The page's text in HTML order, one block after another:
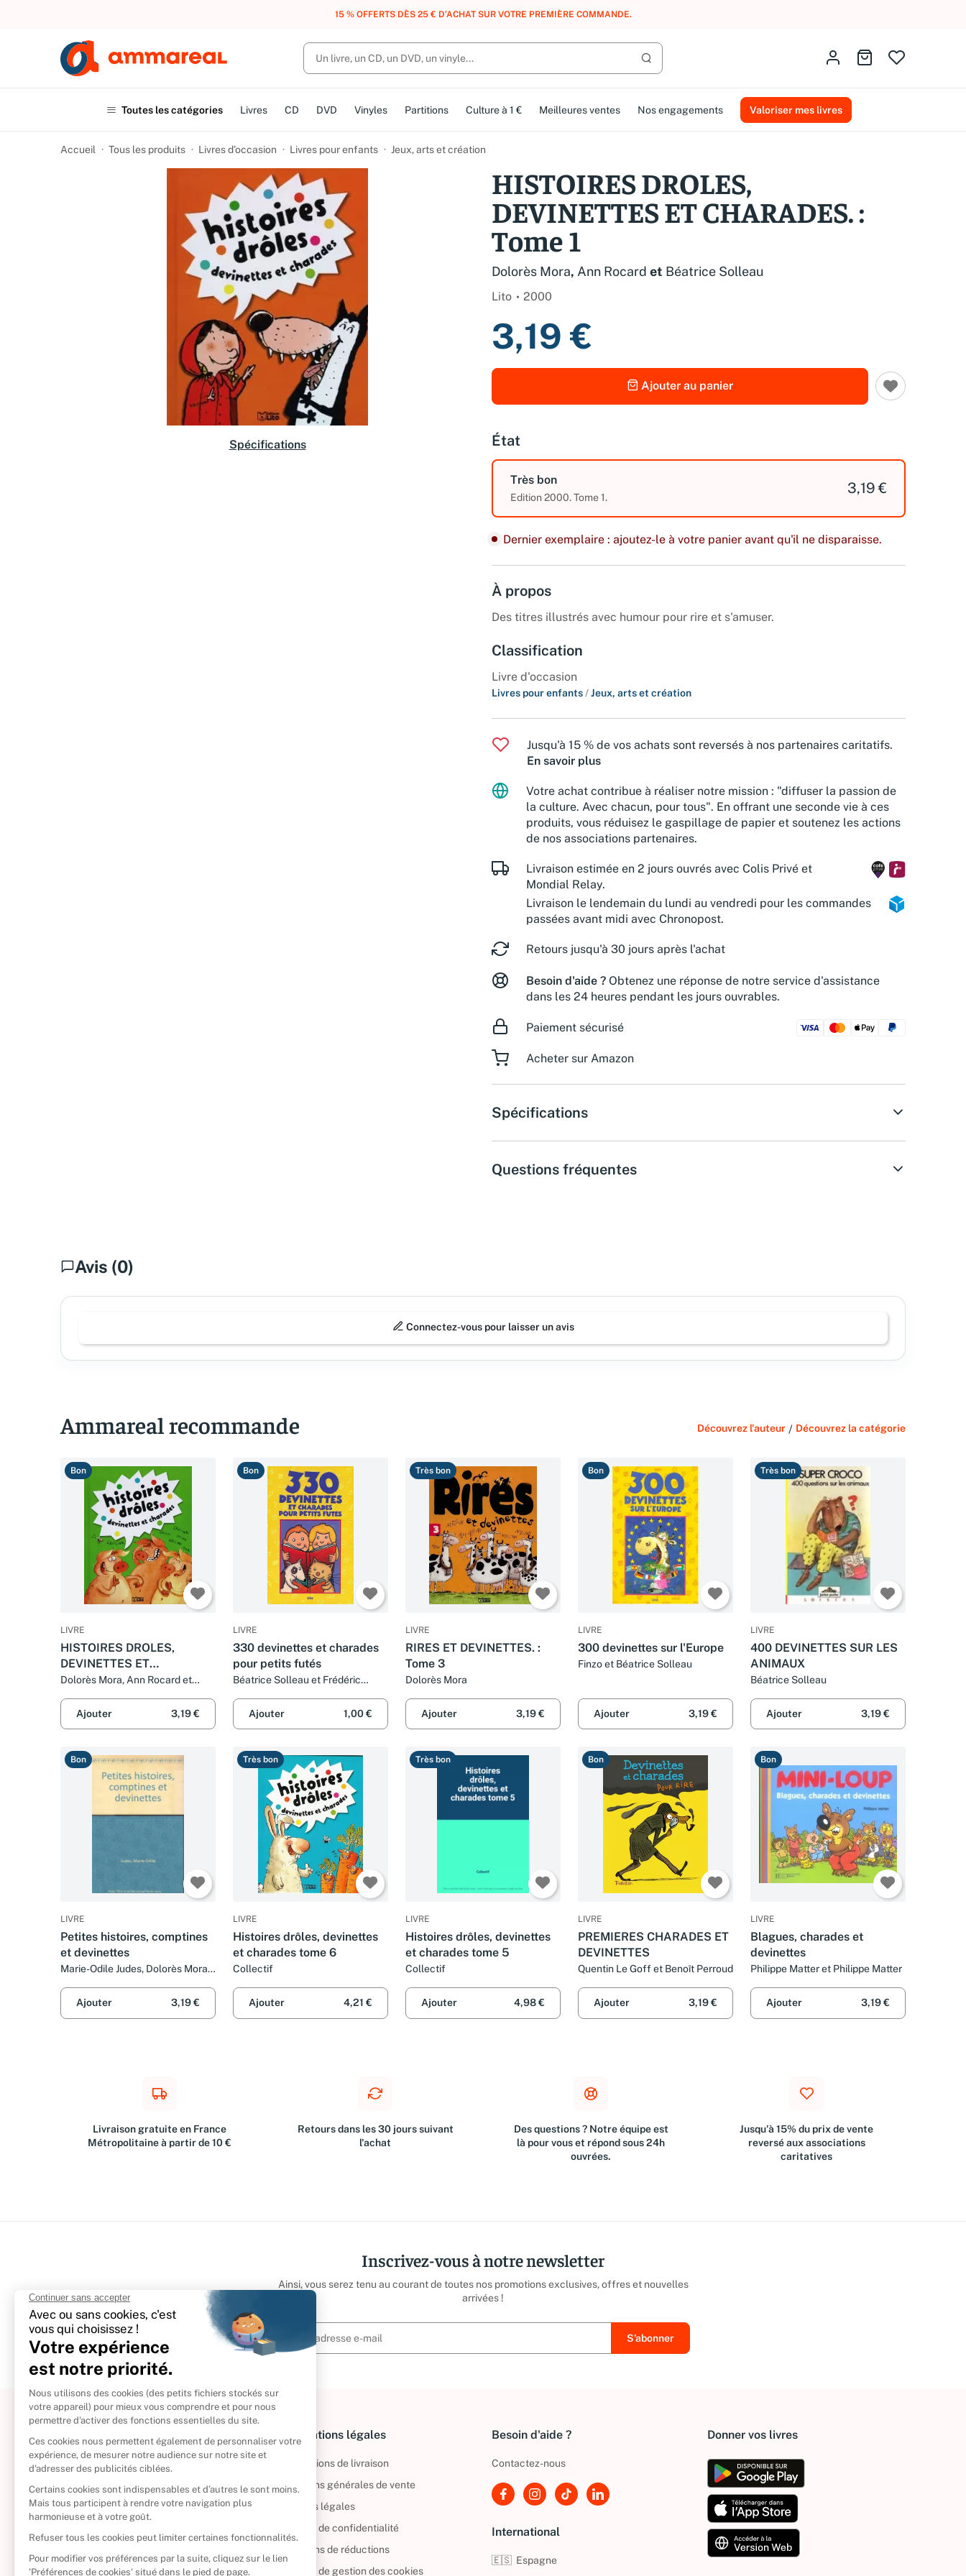
UN ACHAT, DES POINTS, DES RÉCOMPENSES :REJOIGNEZ GRATUITEMENT LE CLUB AMMAREAL.
Lancer la recherche
Identifiez-vousAller au panier
Toutes les catégories Livres CD DVD Vinyles Partitions Culture à 1 € Meilleures ventes Nos engagements Valoriser mes livres
Accueil Tous les produits Livres d’occasion Livres pour enfants Jeux, arts et création
Spécifications
HISTOIRES DROLES,
DEVINETTES ET CHARADES. :
Tome 1
Dolorès Mora, Ann Rocard et Béatrice Solleau
Lito 2000
3,19 €
Ajouter au panier
État
Très bon
Edition 2000. Tome 1.
3,19 €
Dernier exemplaire : ajoutez-le à votre panier avant qu'il ne disparaisse.
À propos
Des titres illustrés avec humour pour rire et s'amuser.
Classification
Livre d'occasion
Livres pour enfants /Jeux, arts et création
Jusqu'à 15 % de vos achats sont reversés à nos partenaires caritatifs.
En savoir plus
Votre achat contribue à réaliser notre mission : "diffuser la passion de
la culture. Avec chacun, pour tous". En offrant une seconde vie à ces
produits, vous réduisez le gaspillage de papier et soutenez les actions
de nos associations partenaires.
Livraison estimée en 2 jours ouvrés avec Colis Privé et
Mondial Relay.
Livraison le lendemain du lundi au vendredi pour les commandes
passées avant midi avec Chronopost.
Retours jusqu'à 30 jours après l'achat
Besoin d'aide ? Obtenez une réponse de notre service d'assistance
dans les 24 heures pendant les jours ouvrables.
Paiement sécurisé
Acheter sur Amazon
Spécifications
Questions fréquentes
Avis (0)
Connectez-vous pour laisser un avis
Ammareal recommande Découvrez l'auteur / Découvrez la catégorie
Bon
LIVRE
HISTOIRES DROLES,
DEVINETTES ET
CHARADES. Tome 4
Dolorès Mora, Ann Rocard et
Ajouter
3,19 €
Bon
LIVRE
330 devinettes et charades
pour petits futés
Béatrice Solleau et Frédéric
Ajouter
1,00 €
Très bon
LIVRE
RIRES ET DEVINETTES. :
Tome 3
Dolorès Mora
Ajouter 3,19 €
Bon
LIVRE
300 devinettes sur l'Europe
Finzo et Béatrice Solleau
Ajouter 3,19 €
Très bon
LIVRE
400 DEVINETTES SUR LES
ANIMAUX
Béatrice Solleau
Ajouter 3,19 €
Bon
LIVRE
Petites histoires, comptines
et devinettes
Marie-Odile Judes, Dolorès Mora,
Clergerie et Collectif
Ajouter 3,19 €
Très bon
LIVRE
Histoires drôles, devinettes
et charades tome 6
Collectif
Ajouter 4,21 €
Très bon
LIVRE
Histoires drôles, devinettes
et charades tome 5
Collectif
Ajouter 4,98 €
Bon
LIVRE
PREMIERES CHARADES ET
DEVINETTES
Quentin Le Goff et Benoît Perroud
Ajouter 3,19 €
Bon
LIVRE
Blagues, charades et
devinettes
Philippe Matter et Philippe Matter
Ajouter 3,19 €
Livraison gratuite en France
Métropolitaine à partir de 10 €
Retours dans les 30 jours suivant
l'achat
Des questions ? Notre équipe est
là pour vous et répond sous 24h
ouvrées.
Jusqu'à 15% du prix de vente
reversé aux associations
caritatives
Inscrivez-vous à notre newsletter
Ainsi, vous serez tenu au courant de toutes nos promotions exclusives, offres et nouvelles
arrivées !
À propos
Politique de retour
Reprendre vos livres
Qui sommes-nous ?
CD d'occasion
Informations légales
Informations de livraison
Conditions générales de vente
Mentions légales
Politique de confidentialité
Conditions de réductions
Politique de gestion des cookies
Besoin d'aide ?
Contactez-nous
International
🇪🇸 Espagne
Donner vos livres